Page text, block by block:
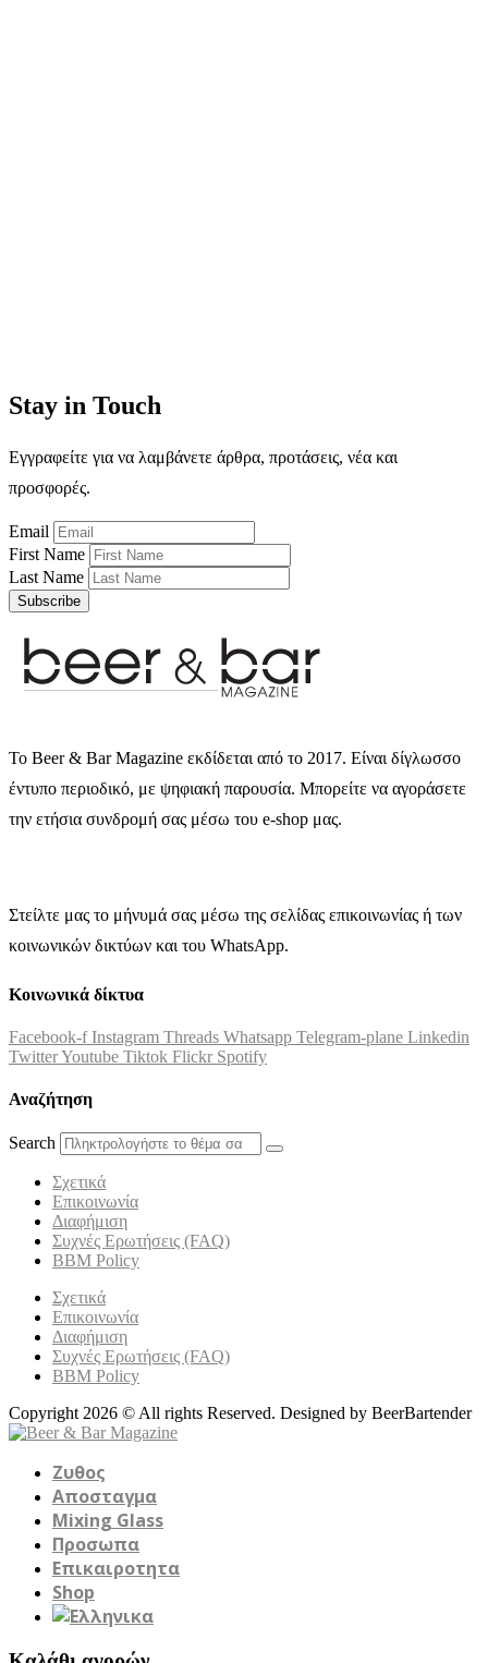
Stay in Touch
Εγγραφείτε για να λαμβάνετε άρθρα, προτάσεις, νέα και
προσφορές.
Email
First Name
Last Name
Subscribe
Το Beer & Bar Magazine εκδίδεται από το 2017. Είναι δίγλωσσο
έντυπο περιοδικό, με ψηφιακή παρουσία. Μπορείτε να αγοράσετε
την ετήσια συνδρομή σας μέσω του e-shop μας.
Στείλτε μας το μήνυμά σας μέσω της σελίδας επικοινωνίας ή των
κοινωνικών δικτύων και του WhatsApp.
Κοινωνικά δίκτυα
Facebook-f Instagram Threads Whatsapp Telegram-plane Linkedin
TwitterYoutube Tiktok Flickr Spotify
Αναζήτηση
Search
Σχετικά
Επικοινωνία
Διαφήμιση
Συχνές Ερωτήσεις (FAQ)
BBM Policy
Σχετικά
Επικοινωνία
Διαφήμιση
Συχνές Ερωτήσεις (FAQ)
BBM Policy
Copyright 2026 © All rights Reserved. Designed by BeerBartender
Ζυθος
Αποσταγμα
Mixing Glass
Προσωπα
Επικαιροτητα
Shop